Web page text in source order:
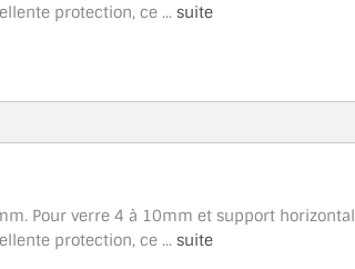
protection, ce ... suite
Pour verre 4 à 10mm et support horizontal
protection, ce ... suite